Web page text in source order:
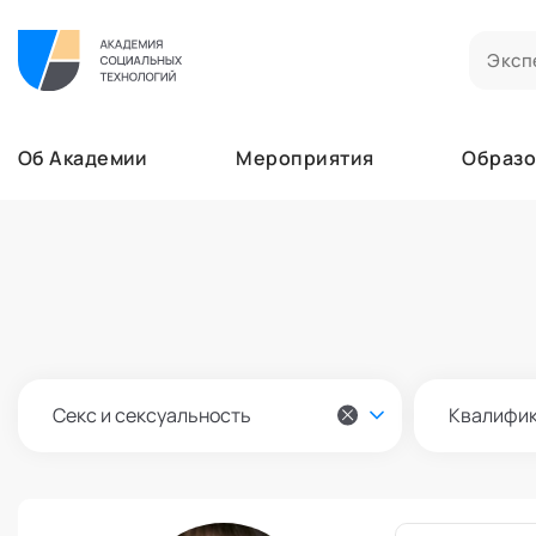
Об Академии Мероприятия
Секс и сексуальность
Сертификаты
В этом разделе отображаются программы,
Добавить фото, изменить контактные